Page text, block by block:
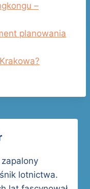
–
planowania
lotnictwa.